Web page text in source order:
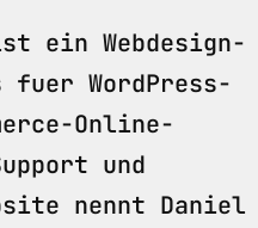
ein Webdesign-
fuer WordPress-
Online-
und
nennt Daniel